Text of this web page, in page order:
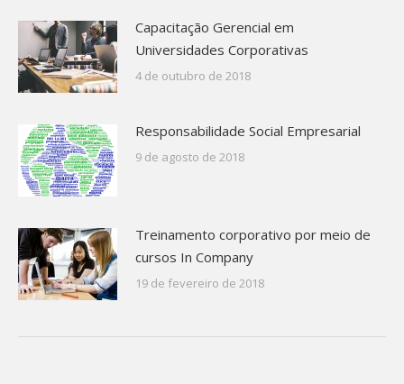
Capacitação Gerencial em
Universidades Corporativas
4 de outubro de 2018
Responsabilidade Social Empresarial
9 de agosto de 2018
Treinamento corporativo por meio de
cursos In Company
19 de fevereiro de 2018